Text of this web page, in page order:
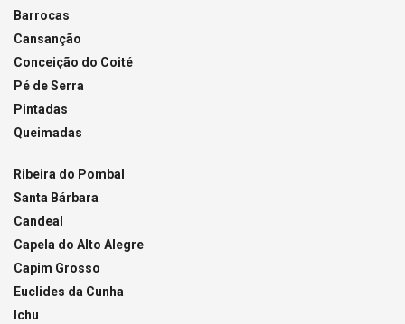
Barrocas
Cansanção
Conceição do Coité
Pé de Serra
Pintadas
Queimadas
Ribeira do Pombal
Santa Bárbara
Candeal
Capela do Alto Alegre
Capim Grosso
Euclides da Cunha
Ichu